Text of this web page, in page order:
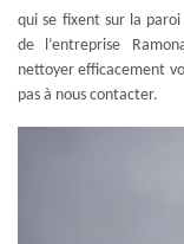
qui se fixent sur la paroi
de l’entreprise
nettoyer efficacement
pas à nous contacter.